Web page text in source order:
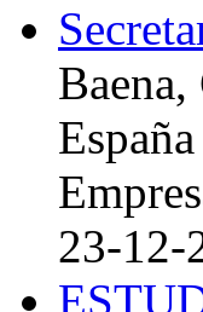
España
23-12-